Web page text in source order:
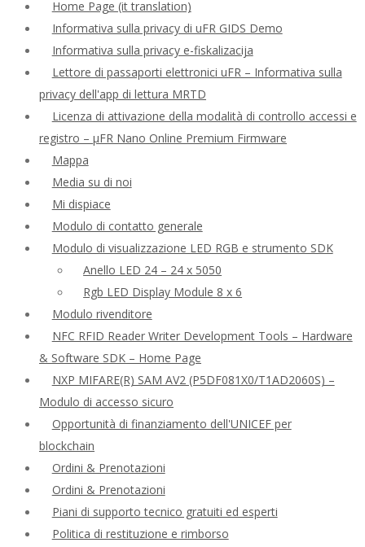
Home Page (it translation)
Informativa sulla privacy di uFR GIDS Demo
Informativa sulla privacy e-fiskalizacija
Lettore di passaporti elettronici uFR – Informativa sulla
privacy dell'app di lettura MRTD
Licenza di attivazione della modalità di controllo accessi e
registro – μFR Nano Online Premium Firmware
Mappa
Media su di noi
Mi dispiace
Modulo di contatto generale
Modulo di visualizzazione LED RGB e strumento SDK
Anello LED 24 – 24 x 5050
Rgb LED Display Module 8 x 6
Modulo rivenditore
NFC RFID Reader Writer Development Tools – Hardware
& Software SDK – Home Page
NXP MIFARE(R) SAM AV2 (P5DF081X0/T1AD2060S) –
Modulo di accesso sicuro
Opportunità di finanziamento dell'UNICEF per
blockchain
Ordini & Prenotazioni
Ordini & Prenotazioni
Piani di supporto tecnico gratuiti ed esperti
Politica di restituzione e rimborso